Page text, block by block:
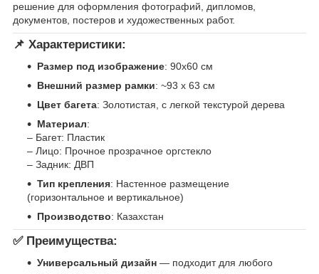
решение для оформления фотографий, дипломов,
документов, постеров и художественных работ.
📌 Характеристики:
Размер под изображение: 90х60 см
Внешний размер рамки: ~93 x 63 см
Цвет багета: Золотистая, с легкой текстурой дерева
Материал:
– Багет: Пластик
– Лицо: Прочное прозрачное оргстекло
– Задник: ДВП
Тип крепления: Настенное размещение
(горизонтальное и вертикальное)
Производство: Казахстан
✅ Преимущества:
Универсальный дизайн — подходит для любого